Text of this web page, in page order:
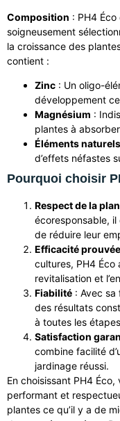
Composition : PH4
soigneusement
la croissance des
contient :
Zinc : Un oligo-
développement
Magnésium :
plantes à
Éléments naturels
d’effets néfastes
Pourquoi choisir
Respect de la
écoresponsable,
de réduire leur
Efficacité prouvée
cultures, PH4 Éco
revitalisation et
Fiabilité : Avec
des résultats
à toutes les
Satisfaction
combine facilité
jardinage réussi.
En choisissant PH4
performant et
plantes ce qu’il y a de